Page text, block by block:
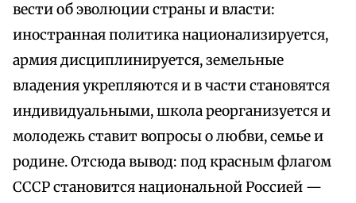
вести об эволюции страны и власти:
иностранная политика национализируется,
армия дисциплинируется, земельные
владения укрепляются и в части становятся
индивидуальными, школа реорганизуется и
молодежь ставит вопросы о любви, семье и
родине. Отсюда вывод: под красным флагом
СССР становится национальной Россией —